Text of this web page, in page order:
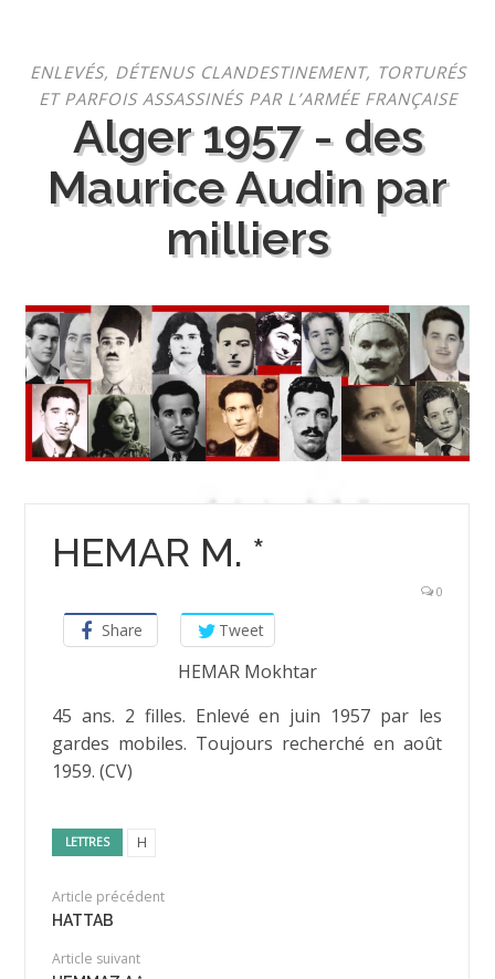
contenu
ENLEVÉS, DÉTENUS CLANDESTINEMENT, TORTURÉS
ET PARFOIS ASSASSINÉS PAR L’ARMÉE FRANÇAISE
Alger 1957 - des
Maurice Audin par
milliers
HEMAR M. *
0
Share Tweet
HEMAR Mokhtar
45 ans. 2 filles. Enlevé en juin 1957 par les
gardes mobiles. Toujours recherché en août
1959. (CV)
LETTRES H
Article précédent
HATTAB
Article suivant